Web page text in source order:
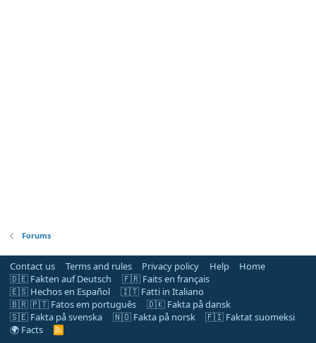
Forums
Contact us Terms and rules Privacy policy Help
Home
🇩🇪 Fakten auf Deutsch
🇫🇷 Faits en français
🇪🇸 Hechos en Español
🇮🇹 Fatti in Italiano
🇧🇷 🇵🇹 Fatos em português
🇩🇰 Fakta på dansk
🇸🇪 Fakta på svenska
🇳🇴 Fakta på norsk
🇫🇮 Faktat suomeksi
🌍 Facts
R